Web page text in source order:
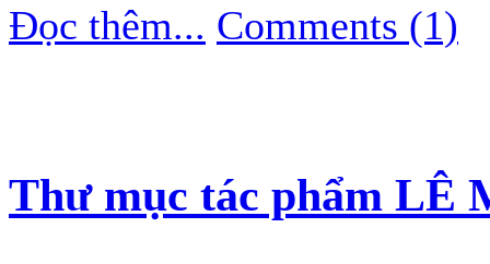
Đọc thêm... Comments (1)
Thư mục tác phẩm LÊ